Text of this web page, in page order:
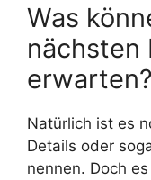
Was
nächsten
erwarten?
Natürlich ist es
Details oder
nennen. Doch